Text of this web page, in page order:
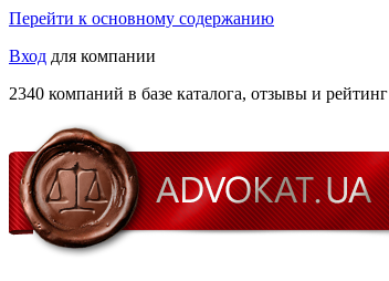
Перейти к основному содержанию
Вход для компании
2340 компаний в базе каталога, отзывы и рейтинг